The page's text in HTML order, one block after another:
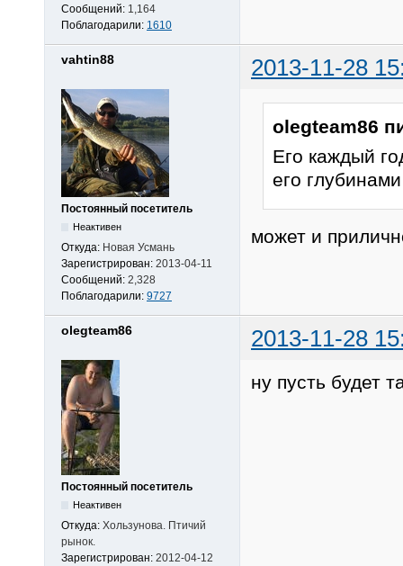
Сообщений: 1,164
Поблагодарили: 1610
vahtin88 2013-11-28
Постоянный посетитель
Неактивен
Откуда: Новая Усмань
Зарегистрирован: 2013-04-11
Сообщений: 2,328
Поблагодарили: 9727
olegteam86
Его каждый
его
может и
olegteam86 2013-11-28
Постоянный посетитель
Неактивен
Откуда: Хользунова. Птичий
рынок.
Зарегистрирован: 2012-04-12
ну пусть будет